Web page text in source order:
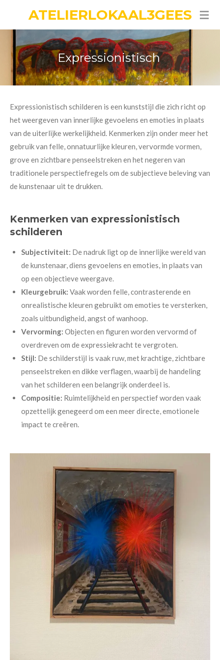
de
hoofdinhoud
ATELIERLOKAAL3GEES
Expressionistisch
Expressionistisch schilderen is een kunststijl die zich richt op
het weergeven van innerlijke gevoelens en emoties in plaats
van de uiterlijke werkelijkheid. Kenmerken zijn onder meer het
gebruik van felle, onnatuurlijke kleuren, vervormde vormen,
grove en zichtbare penseelstreken en het negeren van
traditionele perspectiefregels om de subjectieve beleving van
de kunstenaar uit te drukken.
Kenmerken van expressionistisch
schilderen
Subjectiviteit: De nadruk ligt op de innerlijke wereld van
de kunstenaar, diens gevoelens en emoties, in plaats van
op een objectieve weergave.
Kleurgebruik: Vaak worden felle, contrasterende en
onrealistische kleuren gebruikt om emoties te versterken,
zoals uitbundigheid, angst of wanhoop.
Vervorming: Objecten en figuren worden vervormd of
overdreven om de expressiekracht te vergroten.
Stijl: De schilderstijl is vaak ruw, met krachtige, zichtbare
penseelstreken en dikke verflagen, waarbij de handeling
van het schilderen een belangrijk onderdeel is.
Compositie: Ruimtelijkheid en perspectief worden vaak
opzettelijk genegeerd om een meer directe, emotionele
impact te creëren.